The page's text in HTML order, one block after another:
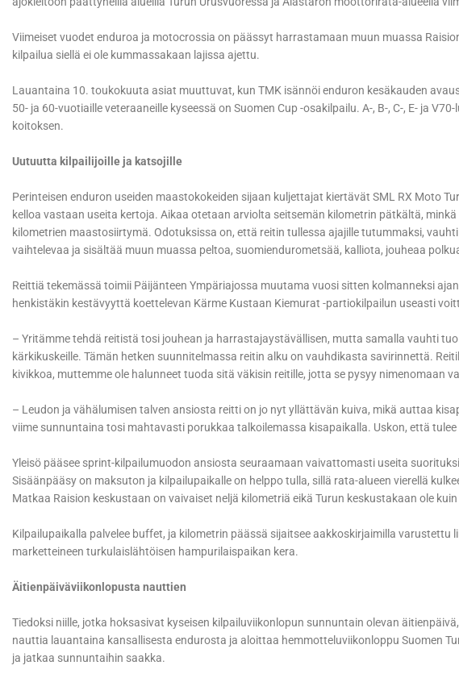
Viimeiset vuodet enduroa ja motocrossia on päässyt harrastamaan muun muassa
kilpailua siellä ei ole kummassakaan lajissa ajettu.
Lauantaina 10. toukokuuta asiat muuttuvat, kun TMK isännöi enduron kesäkauden
50- ja 60-vuotiaille veteraaneille kyseessä on Suomen Cup -osakilpailu. A-, B-, C-, E- ja
koitoksen.
Uutuutta kilpailijoille ja katsojille
Perinteisen enduron useiden maastokokeiden sijaan kuljettajat kiertävät SML RX Moto
kelloa vastaan useita kertoja. Aikaa otetaan arviolta seitsemän kilometrin pätkältä, minkä
kilometrien maastosiirtymä. Odotuksissa on, että reitin tullessa ajajille tutummaksi,
vaihtelevaa ja sisältää muun muassa peltoa, suomiendurometsää, kalliota, jouheaa
Reittiä tekemässä toimii Päijänteen Ympäriajossa muutama vuosi sitten kolmanneksi
henkistäkin kestävyyttä koettelevan Kärme Kustaan Kiemurat -partiokilpailun useasti
– Yritämme tehdä reitistä tosi jouhean ja harrastajaystävällisen, mutta samalla vauhti
kärkikuskeille. Tämän hetken suunnitelmassa reitin alku on vauhdikasta savirinnettä.
kivikkoa, muttemme ole halunneet tuoda sitä väkisin reitille, jotta se pysyy nimenomaan
– Leudon ja vähälumisen talven ansiosta reitti on jo nyt yllättävän kuiva, mikä auttaa
viime sunnuntaina tosi mahtavasti porukkaa talkoilemassa kisapaikalla. Uskon, että tulee
Yleisö pääsee sprint-kilpailumuodon ansiosta seuraamaan vaivattomasti useita
Sisäänpääsy on maksuton ja kilpailupaikalle on helppo tulla, sillä rata-alueen vierellä
Matkaa Raision keskustaan on vaivaiset neljä kilometriä eikä Turun keskustakaan ole
Kilpailupaikalla palvelee buffet, ja kilometrin päässä sijaitsee aakkoskirjaimilla varustettu
marketteineen turkulaislähtöisen hampurilaispaikan kera.
Äitienpäiväviikonlopusta nauttien
Tiedoksi niille, jotka hoksasivat kyseisen kilpailuviikonlopun sunnuntain olevan
nauttia lauantaina kansallisesta endurosta ja aloittaa hemmotteluviikonloppu Suomen
ja jatkaa sunnuntaihin saakka.